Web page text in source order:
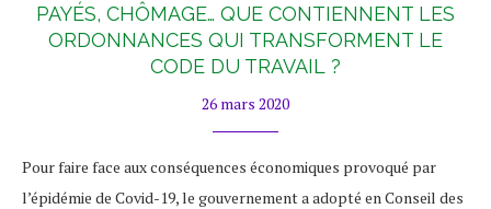
PAYÉS, CHÔMAGE… QUE CONTIENNENT LES
ORDONNANCES QUI TRANSFORMENT LE
CODE DU TRAVAIL ?
26 mars 2020
Pour faire face aux conséquences économiques provoqué par
l’épidémie de Covid-19, le gouvernement a adopté en Conseil des